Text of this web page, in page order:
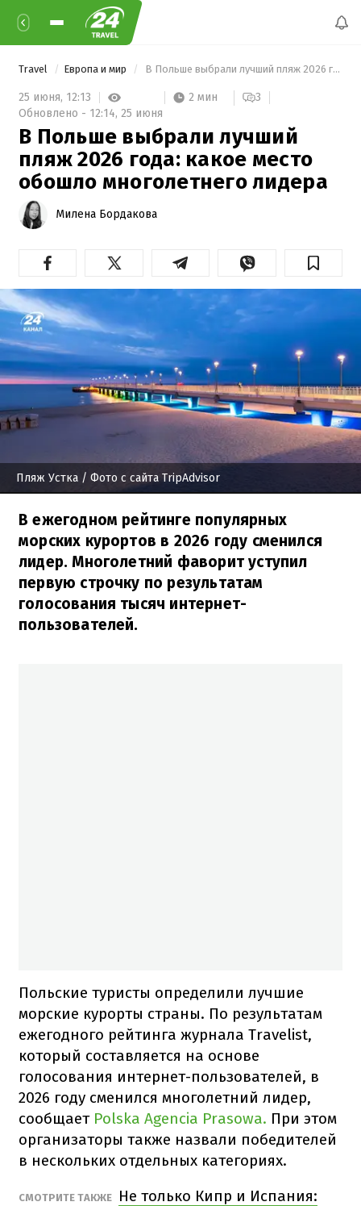
Travel Европа и мир В Польше выбрали лучший пляж 2026 года: какое место обошло многолетнего лидера
25 июня, 12:13 2 мин
3
Обновлено - 12:14, 25 июня
В Польше выбрали лучший
пляж 2026 года: какое место
обошло многолетнего лидера
Милена Бордакова
Пляж Устка / Фото с сайта TripAdvisor
В ежегодном рейтинге популярных
морских курортов в 2026 году сменился
лидер. Многолетний фаворит уступил
первую строчку по результатам
голосования тысяч интернет-
пользователей.
Польские туристы определили лучшие
морские курорты страны. По результатам
ежегодного рейтинга журнала Travelist,
который составляется на основе
голосования интернет-пользователей, в
2026 году сменился многолетний лидер,
сообщает Polska Agencia Prasowa. При этом
организаторы также назвали победителей
в нескольких отдельных категориях.
СМОТРИТЕ ТАКЖЕ
Не только Кипр и Испания: